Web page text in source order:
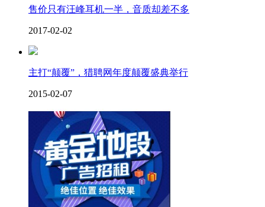
售价只有汪峰耳机一半，音质却差不多
2017-02-02
主打“颠覆”，猎聘网年度颠覆盛典举行
2015-02-07